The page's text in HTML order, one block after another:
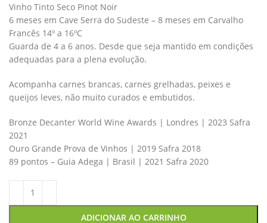
Vinho Tinto Seco Pinot Noir
6 meses em Cave Serra do Sudeste – 8 meses em Carvalho
Francês 14º a 16ºC
Guarda de 4 a 6 anos. Desde que seja mantido em condições
adequadas para a plena evolução.
Acompanha carnes brancas, carnes grelhadas, peixes e
queijos leves, não muito curados e embutidos.
Bronze Decanter World Wine Awards | Londres | 2023 Safra
2021
Ouro Grande Prova de Vinhos | 2019 Safra 2018
89 pontos – Guia Adega | Brasil | 2021 Safra 2020
ADICIONAR AO CARRINHO